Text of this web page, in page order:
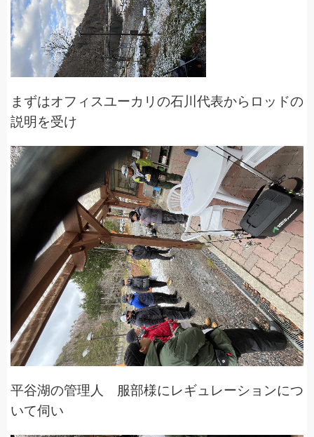
まずはオフィスユーカリの石川代表からロッドの
説明を受け
平谷湖の管理人 服部様にレギュレーションにつ
いて伺い